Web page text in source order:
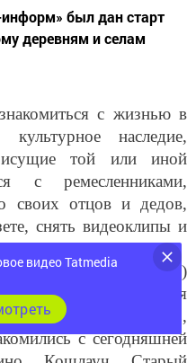
деревням и селам
наследие,
той или иной
с ремесленниками,
своих отцов и дедов,
снять видеоклипы и
сетях.
(«Арский вестник»)
рубрика, посвященная
Выбрав 12 деревень,
с сегодняшней
Кошлауч, Старый
Пшалым, Шурабаш,
видео Tatmedia